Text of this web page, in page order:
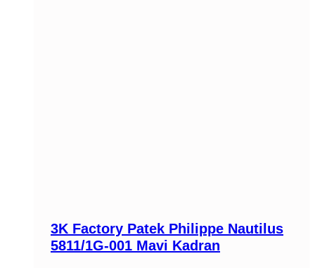
3K Factory Patek Philippe Nautilus
5811/1G-001 Mavi Kadran